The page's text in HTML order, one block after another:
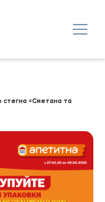
стегна «Сметана та